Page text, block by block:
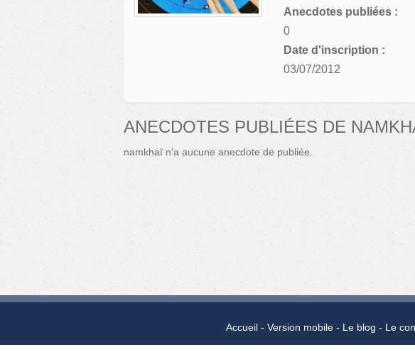
Anecdotes publiées :
0
Date d'inscription :
03/07/2012
ANECDOTES PUBLIÉES DE
namkhaï n'a aucune anecdote de publiée.
Accueil Version mobile Le blog Le